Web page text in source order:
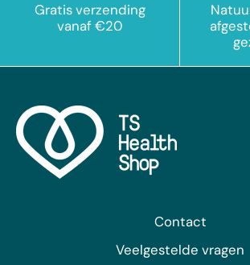
Gratis verzending
vanaf €20
Contact
Veelgestelde vragen